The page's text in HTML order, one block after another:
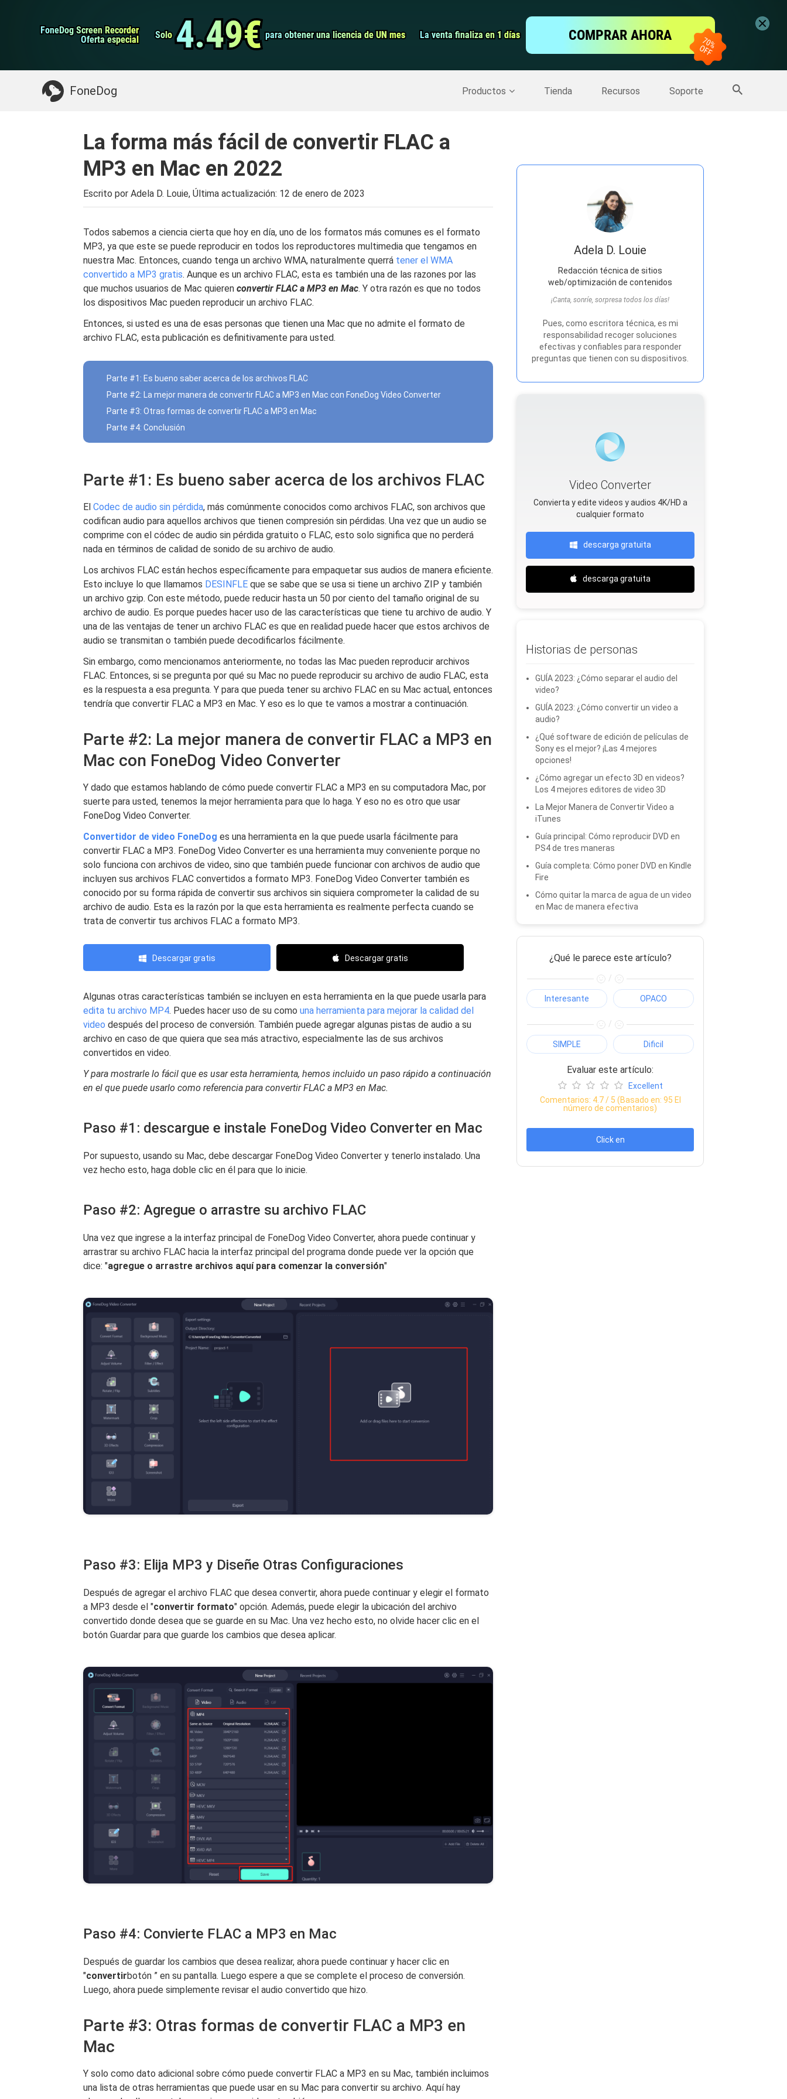
FoneDog Screen Recorder
FoneDog Screen Recorder
Oferta especial
Oferta especial Solo
Solo 4.49€
4.49€ para obtener una licencia de UN mes
para obtener una licencia de UN mes La venta finaliza en 1 días
La venta finaliza en 1 días COMPRAR AHORA
FoneDog Productos Tienda Recursos Soporte
Limpiador de iPhone
Grabador de pantalla
Algo que puede necesitar: Copia de seguridad del iPhone >> Más productos
La forma más fácil de convertir FLAC a
MP3 en Mac en 2022
Escrito por Adela D. Louie, Última actualización: 12 de enero de 2023
Todos sabemos a ciencia cierta que hoy en día, uno de los formatos más comunes es el formato
MP3, ya que este se puede reproducir en todos los reproductores multimedia que tengamos en
nuestra Mac. Entonces, cuando tenga un archivo WMA, naturalmente querrá tener el WMA
convertido a MP3 gratis. Aunque es un archivo FLAC, esta es también una de las razones por las
que muchos usuarios de Mac quieren convertir FLAC a MP3 en Mac. Y otra razón es que no todos
los dispositivos Mac pueden reproducir un archivo FLAC.
Entonces, si usted es una de esas personas que tienen una Mac que no admite el formato de
archivo FLAC, esta publicación es definitivamente para usted.
Parte #1: Es bueno saber acerca de los archivos FLAC
Parte #2: La mejor manera de convertir FLAC a MP3 en Mac con FoneDog Video Converter
Parte #3: Otras formas de convertir FLAC a MP3 en Mac
Parte #4: Conclusión
Parte #1: Es bueno saber acerca de los archivos FLAC
El Codec de audio sin pérdida, más comúnmente conocidos como archivos FLAC, son archivos que
codifican audio para aquellos archivos que tienen compresión sin pérdidas. Una vez que un audio se
comprime con el códec de audio sin pérdida gratuito o FLAC, esto solo significa que no perderá
nada en términos de calidad de sonido de su archivo de audio.
Los archivos FLAC están hechos específicamente para empaquetar sus audios de manera eficiente.
Esto incluye lo que llamamos DESINFLE que se sabe que se usa si tiene un archivo ZIP y también
un archivo gzip. Con este método, puede reducir hasta un 50 por ciento del tamaño original de su
archivo de audio. Es porque puedes hacer uso de las características que tiene tu archivo de audio. Y
una de las ventajas de tener un archivo FLAC es que en realidad puede hacer que estos archivos de
audio se transmitan o también puede decodificarlos fácilmente.
Sin embargo, como mencionamos anteriormente, no todas las Mac pueden reproducir archivos
FLAC. Entonces, si se pregunta por qué su Mac no puede reproducir su archivo de audio FLAC, esta
es la respuesta a esa pregunta. Y para que pueda tener su archivo FLAC en su Mac actual, entonces
tendría que convertir FLAC a MP3 en Mac. Y eso es lo que te vamos a mostrar a continuación.
Parte #2: La mejor manera de convertir FLAC a MP3 en
Mac con FoneDog Video Converter
Y dado que estamos hablando de cómo puede convertir FLAC a MP3 en su computadora Mac, por
suerte para usted, tenemos la mejor herramienta para que lo haga. Y eso no es otro que usar
FoneDog Video Converter.
Convertidor de video FoneDog es una herramienta en la que puede usarla fácilmente para
convertir FLAC a MP3. FoneDog Video Converter es una herramienta muy conveniente porque no
solo funciona con archivos de video, sino que también puede funcionar con archivos de audio que
incluyen sus archivos FLAC convertidos a formato MP3. FoneDog Video Converter también es
conocido por su forma rápida de convertir sus archivos sin siquiera comprometer la calidad de su
archivo de audio. Esta es la razón por la que esta herramienta es realmente perfecta cuando se
trata de convertir tus archivos FLAC a formato MP3.
Descargar gratis Descargar gratis
Algunas otras características también se incluyen en esta herramienta en la que puede usarla para
edita tu archivo MP4. Puedes hacer uso de su como una herramienta para mejorar la calidad del
video después del proceso de conversión. También puede agregar algunas pistas de audio a su
archivo en caso de que quiera que sea más atractivo, especialmente las de sus archivos
convertidos en video.
Y para mostrarle lo fácil que es usar esta herramienta, hemos incluido un paso rápido a continuación
en el que puede usarlo como referencia para convertir FLAC a MP3 en Mac.
Paso #1: descargue e instale FoneDog Video Converter en Mac
Por supuesto, usando su Mac, debe descargar FoneDog Video Converter y tenerlo instalado. Una
vez hecho esto, haga doble clic en él para que lo inicie.
Paso #2: Agregue o arrastre su archivo FLAC
Una vez que ingrese a la interfaz principal de FoneDog Video Converter, ahora puede continuar y
arrastrar su archivo FLAC hacia la interfaz principal del programa donde puede ver la opción que
dice: "agregue o arrastre archivos aquí para comenzar la conversión"
Paso #3: Elija MP3 y Diseñe Otras Configuraciones
Después de agregar el archivo FLAC que desea convertir, ahora puede continuar y elegir el formato
a MP3 desde el "convertir formato" opción. Además, puede elegir la ubicación del archivo
convertido donde desea que se guarde en su Mac. Una vez hecho esto, no olvide hacer clic en el
botón Guardar para que guarde los cambios que desea aplicar.
Paso #4: Convierte FLAC a MP3 en Mac
Después de guardar los cambios que desea realizar, ahora puede continuar y hacer clic en
"convertirbotón ” en su pantalla. Luego espere a que se complete el proceso de conversión.
Luego, ahora puede simplemente revisar el audio convertido que hizo.
Parte #3: Otras formas de convertir FLAC a MP3 en
Mac
Y solo como dato adicional sobre cómo puede convertir FLAC a MP3 en su Mac, también incluimos
una lista de otras herramientas que puede usar en su Mac para convertir su archivo. Aquí hay
Adela D. Louie
Redacción técnica de sitios
web/optimización de contenidos
¡Canta, sonríe, sorpresa todos los días!
Pues, como escritora técnica, es mi
responsabilidad recoger soluciones
efectivas y confiables para responder
preguntas que tienen con su dispositivos.
Video Converter
Convierta y edite videos y audios 4K/HD a
cualquier formato
descarga gratuita
descarga gratuita
Historias de personas
GUÍA 2023: ¿Cómo separar el audio del
video?
GUÍA 2023: ¿Cómo convertir un video a
audio?
¿Qué software de edición de películas de
Sony es el mejor? ¡Las 4 mejores
opciones!
¿Cómo agregar un efecto 3D en videos?
Los 4 mejores editores de video 3D
La Mejor Manera de Convertir Video a
iTunes
Guía principal: Cómo reproducir DVD en
PS4 de tres maneras
Guía completa: Cómo poner DVD en Kindle
Fire
Cómo quitar la marca de agua de un video
en Mac de manera efectiva
¿Qué le parece este artículo?
/
Interesante OPACO
/
SIMPLE Dificil
Evaluar este artículo:
Excellent
Comentarios: 4.7/ 5 (Basado en: 95 El
número de comentarios)
Click en